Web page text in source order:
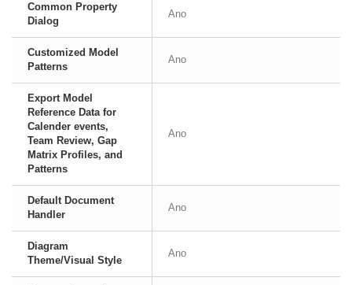
Common Property
Dialog
Ano
Customized Model
Patterns
Ano
Export Model
Reference Data for
Calender events,
Team Review, Gap
Matrix Profiles, and
Patterns
Ano
Default Document
Handler
Ano
Diagram
Theme/Visual Style
Ano